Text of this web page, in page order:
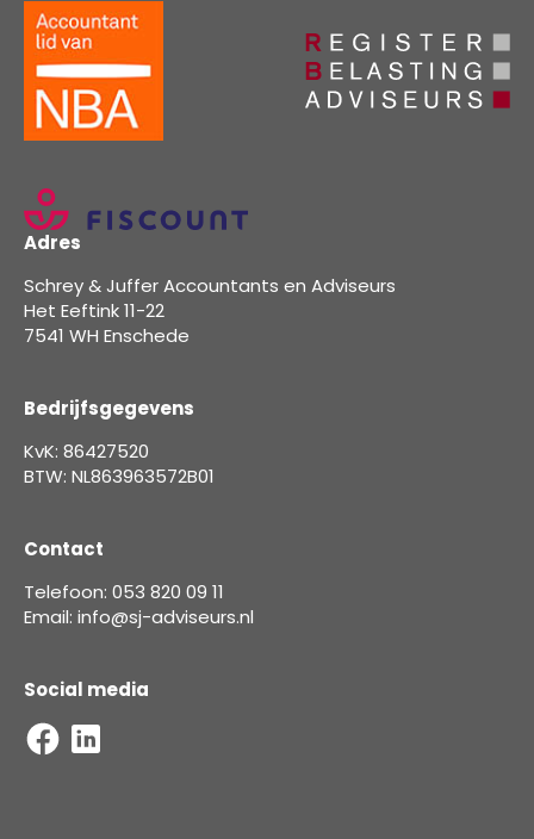
Adres
Schrey & Juffer Accountants en Adviseurs
Het Eeftink 11-22
7541 WH Enschede
Bedrijfsgegevens
KvK: 86427520
BTW: NL863963572B01
Contact
Telefoon: 053 820 09 11
Email: info@sj-adviseurs.nl
Social media